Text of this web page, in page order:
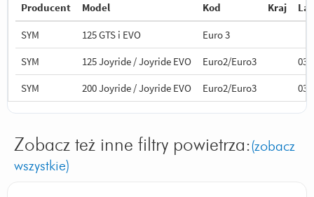
Producent Model Kod Kraj
SYM 125 GTS i EVO
Euro 3
SYM
125 Joyride / Joyride EVO Euro2/Euro3
03-
SYM
200 Joyride / Joyride EVO Euro2/Euro3 03-
Zobacz też inne filtry powietrza:(zobacz
wszystkie)